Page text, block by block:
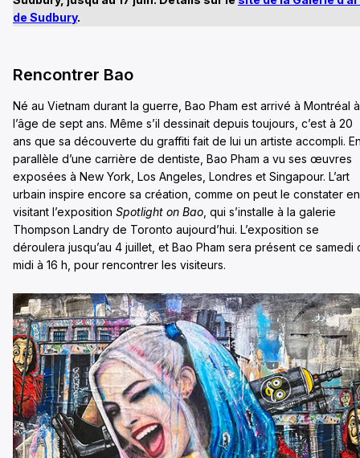
de Sudbury.
Rencontrer Bao
Né au Vietnam durant la guerre, Bao Pham est arrivé à Montréal à
l’âge de sept ans. Même s’il dessinait depuis toujours, c’est à 20
ans que sa découverte du graffiti fait de lui un artiste accompli.
parallèle d’une carrière de dentiste, Bao Pham a vu ses œuvres
exposées à New York, Los Angeles, Londres et Singapour. L’art
urbain inspire encore sa création, comme on peut le constater en
visitant l’exposition Spotlight on Bao , qui s’installe à la galerie
Thompson Landry de Toronto aujourd’hui. L’exposition se
déroulera jusqu’au 4 juillet, et Bao Pham sera présent ce samedi
midi à 16 h, pour rencontrer les visiteurs.